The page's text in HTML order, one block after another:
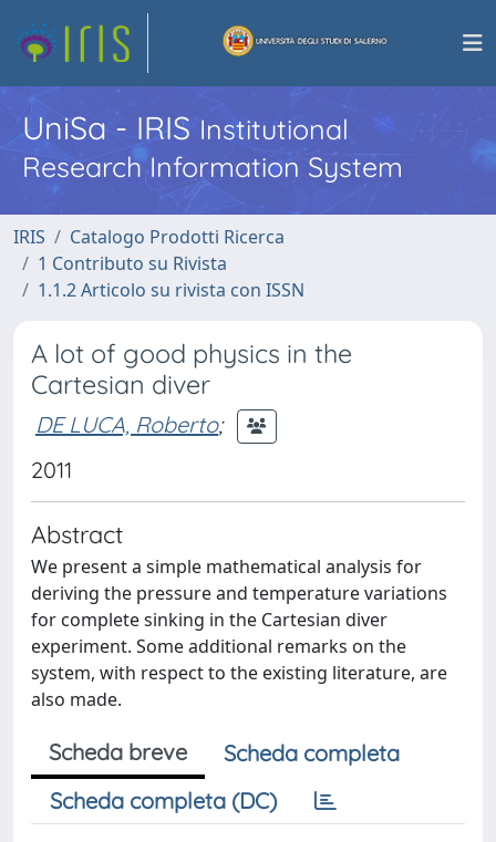
UniSa - IRISInstitutional
Research Information System
IRIS
Catalogo Prodotti Ricerca
1 Contributo su Rivista
1.1.2 Articolo su rivista con ISSN
A lot of good physics in the
Cartesian diver
DE LUCA, Roberto;
2011
Abstract
We present a simple mathematical analysis for
deriving the pressure and temperature variations
for complete sinking in the Cartesian diver
experiment. Some additional remarks on the
system, with respect to the existing literature, are
also made.
Scheda breve
Scheda completa
Scheda completa (DC)